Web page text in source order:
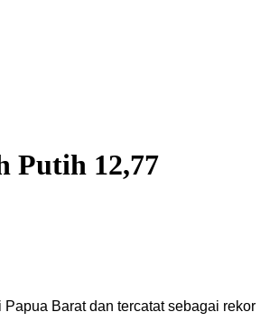
Putih 12,77
Barat dan tercatat sebagai rekor